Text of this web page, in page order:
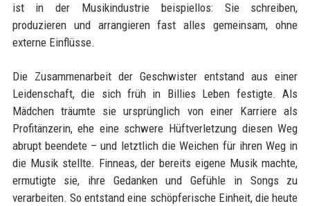
ist in der Musikindustrie beispiellos: Sie schreiben,
produzieren und arrangieren fast alles gemeinsam, ohne
externe Einflüsse.
Die Zusammenarbeit der Geschwister entstand aus einer
Leidenschaft, die sich früh in Billies Leben festigte. Als
Mädchen träumte sie ursprünglich von einer Karriere als
Profitänzerin, ehe eine schwere Hüftverletzung diesen Weg
abrupt beendete – und letztlich die Weichen für ihren Weg in
die Musik stellte. Finneas, der bereits eigene Musik machte,
ermutigte sie, ihre Gedanken und Gefühle in Songs zu
verarbeiten. So entstand eine schöpferische Einheit, die heute